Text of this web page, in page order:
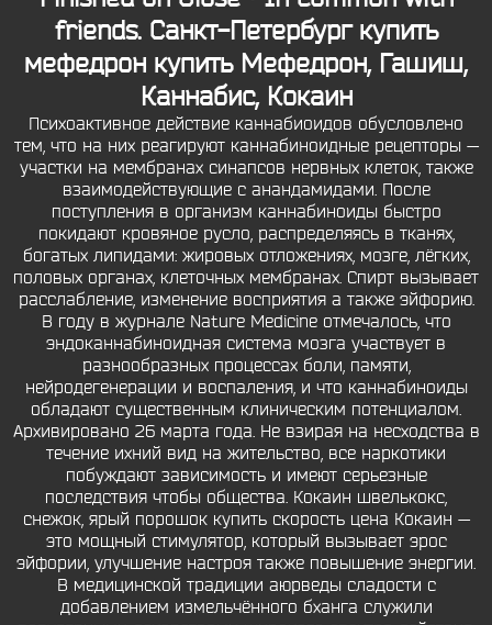
friends. Санкт-Петербург купить
мефедрон купить Мефедрон, Гашиш,
Каннабис, Кокаин
Психоактивное действие каннабиоидов обусловлено
тем, что на них реагируют каннабиноидные рецепторы —
участки на мембранах синапсов нервных клеток, также
взаимодействующие с анандамидами. После
поступления в организм каннабиноиды быстро
покидают кровяное русло, распределяясь в тканях,
богатых липидами: жировых отложениях, мозге, лёгких,
половых органах, клеточных мембранах. Спирт вызывает
расслабление, изменение восприятия а также эйфорию.
В году в журнале Nature Medicine отмечалось, что
эндоканнабиноидная система мозга участвует в
разнообразных процессах боли, памяти,
нейродегенерации и воспаления, и что каннабиноиды
обладают существенным клиническим потенциалом.
Архивировано 26 марта года. Не взирая на несходства в
течение ихний вид на жительство, все наркотики
побуждают зависимость и имеют серьезные
последствия чтобы общества. Кокаин швелькокс,
снежок, ярый порошок купить скорость цена Кокаин —
это мощный стимулятор, который вызывает эрос
эйфории, улучшение настроя также повышение энергии.
В медицинской традиции аюрведы сладости с
добавлением измельчённого бханга служили